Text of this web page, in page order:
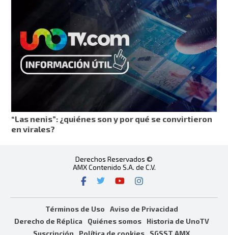
“Las nenis”: ¿quiénes son y por qué se convirtieron
en virales?
Derechos Reservados ©
AMX Contenido S.A. de C.V.
Términos de Uso
Aviso de Privacidad
Derecho de Réplica
Quiénes somos
Historia de UnoTV